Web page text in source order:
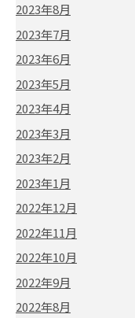
2023年8月
2023年7月
2023年6月
2023年5月
2023年4月
2023年3月
2023年2月
2023年1月
2022年12月
2022年11月
2022年10月
2022年9月
2022年8月